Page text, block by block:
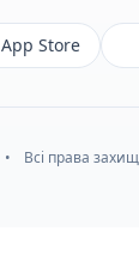
App Store
• Всі права